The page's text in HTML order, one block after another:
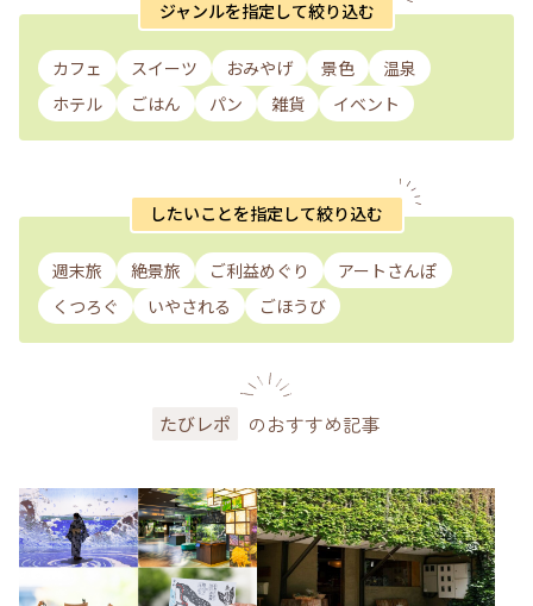
ジャンルを指定して絞り込む
カフェ スイーツ おみやげ 景色
温泉
ホテル
ごはん パン 雑貨 イベント
したいことを指定して絞り込む
週末旅 絶景旅 ご利益めぐり
アートさんぽ
くつろぐ
いやされる ごほうび
たびレポ のおすすめ記事